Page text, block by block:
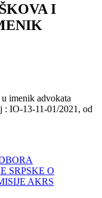
I
imenik advokata
: IO-13-11-01/2021, od
SRPSKE O
AKRS